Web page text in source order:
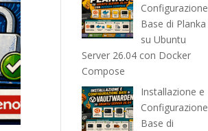
Configurazione
Base di Planka
su Ubuntu
Server 26.04 con Docker
Compose
Installazione e
Configurazione
Base di